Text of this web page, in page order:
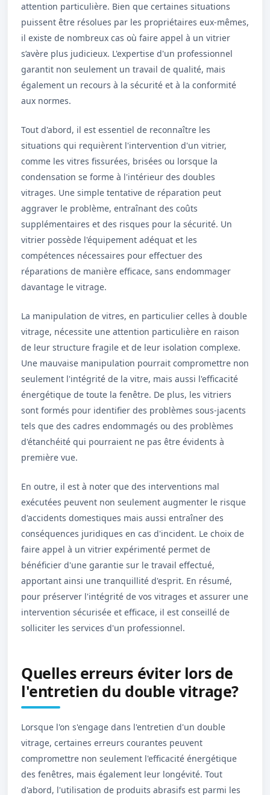
attention particulière. Bien que certaines situations
puissent être résolues par les propriétaires eux-mêmes,
il existe de nombreux cas où faire appel à un vitrier
s’avère plus judicieux. L'expertise d'un professionnel
garantit non seulement un travail de qualité, mais
également un recours à la sécurité et à la conformité
aux normes.
Tout d'abord, il est essentiel de reconnaître les
situations qui requièrent l'intervention d'un vitrier,
comme les vitres fissurées, brisées ou lorsque la
condensation se forme à l'intérieur des doubles
vitrages. Une simple tentative de réparation peut
aggraver le problème, entraînant des coûts
supplémentaires et des risques pour la sécurité. Un
vitrier possède l'équipement adéquat et les
compétences nécessaires pour effectuer des
réparations de manière efficace, sans endommager
davantage le vitrage.
La manipulation de vitres, en particulier celles à double
vitrage, nécessite une attention particulière en raison
de leur structure fragile et de leur isolation complexe.
Une mauvaise manipulation pourrait compromettre non
seulement l'intégrité de la vitre, mais aussi l'efficacité
énergétique de toute la fenêtre. De plus, les vitriers
sont formés pour identifier des problèmes sous-jacents
tels que des cadres endommagés ou des problèmes
d'étanchéité qui pourraient ne pas être évidents à
première vue.
En outre, il est à noter que des interventions mal
exécutées peuvent non seulement augmenter le risque
d'accidents domestiques mais aussi entraîner des
conséquences juridiques en cas d'incident. Le choix de
faire appel à un vitrier expérimenté permet de
bénéficier d'une garantie sur le travail effectué,
apportant ainsi une tranquillité d'esprit. En résumé,
pour préserver l'intégrité de vos vitrages et assurer une
intervention sécurisée et efficace, il est conseillé de
solliciter les services d'un professionnel.
Quelles erreurs éviter lors de
l'entretien du double vitrage?
Lorsque l'on s'engage dans l'entretien d'un double
vitrage, certaines erreurs courantes peuvent
compromettre non seulement l'efficacité énergétique
des fenêtres, mais également leur longévité. Tout
d'abord, l'utilisation de produits abrasifs est parmi les